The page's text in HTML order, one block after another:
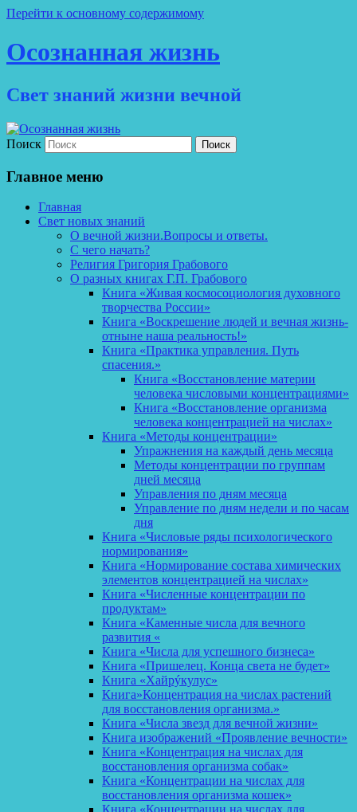
Перейти к основному содержимому
Осознанная жизнь
Свет знаний жизни вечной
Поиск
Главное меню
Главная
Свет новых знаний
О вечной жизни.Вопросы и ответы.
С чего начать?
Религия Григория Грабового
О разных книгах Г.П. Грабового
Книга «Живая космосоциология духовного
творчества России»
Книга «Воскрешение людей и вечная жизнь-
отныне наша реальность!»
Книга «Практика управления. Путь
спасения.»
Книга «Восстановление материи
человека числовыми концентрациями»
Книга «Восстановление организма
человека концентрацией на числах»
Книга «Методы концентрации»
Упражнения на каждый день месяца
Методы концентрации по группам
дней месяца
Управления по дням месяца
Управление по дням недели и по часам
дня
Книга «Числовые ряды психологического
нормирования»
Книга «Нормирование состава химических
элементов концентрацией на числах»
Книга «Численные концентрации по
продуктам»
Книга «Каменные числа для вечного
развития «
Книга «Числа для успешного бизнеса»
Книга «Пришелец. Конца света не будет»
Книга «Хайрýкулус»
Книга»Концентрация на числах растений
для восстановления организма.»
Книга «Числа звезд для вечной жизни»
Книга изображений «Проявление вечности»
Книга «Концентрация на числах для
восстановления организма собак»
Книга «Концентрации на числах для
восстановления организма кошек»